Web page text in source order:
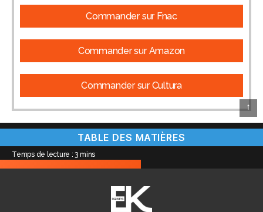
Commander sur Fnac
Commander sur Amazon
Commander sur Cultura
↑
TABLE DES MATIÈRES
Temps de lecture :3 mins